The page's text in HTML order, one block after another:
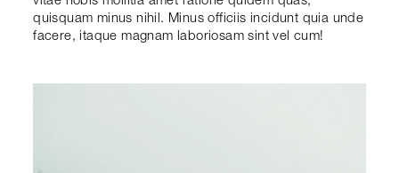
quisquam minus nihil. Minus officiis incidunt quia unde
facere, itaque magnam laboriosam sint vel cum!